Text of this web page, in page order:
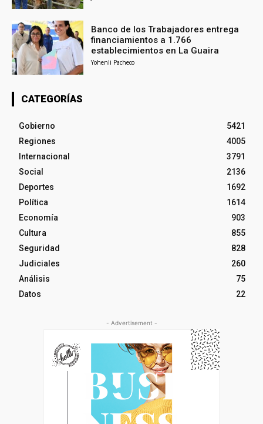
Banco de los Trabajadores entrega
financiamientos a 1.766
establecimientos en La Guaira
Yohenli Pacheco
CATEGORÍAS
Gobierno
5421
Regiones
4005
Internacional
3791
Social
2136
Deportes
1692
Política
1614
Economía
903
Cultura
855
Seguridad
828
Judiciales
260
Análisis
75
Datos
22
- Advertisement -